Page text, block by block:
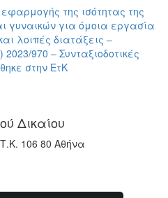
της ισότητας της
γυναικών για όμοια εργασία
λοιπές διατάξεις –
970 – Συνταξιοδοτικές
στην ΕτΚ
Δικαίου
106 80 Αθήνα